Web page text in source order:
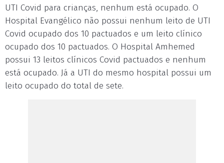
UTI Covid para crianças, nenhum está ocupado. O
Hospital Evangélico não possui nenhum leito de UTI
Covid ocupado dos 10 pactuados e um leito clínico
ocupado dos 10 pactuados. O Hospital Amhemed
possui 13 leitos clínicos Covid pactuados e nenhum
está ocupado. Já a UTI do mesmo hospital possui um
leito ocupado do total de sete.